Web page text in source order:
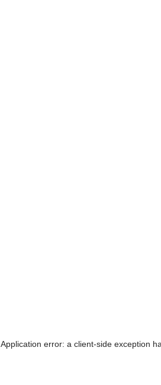
Application error: a client-side exception